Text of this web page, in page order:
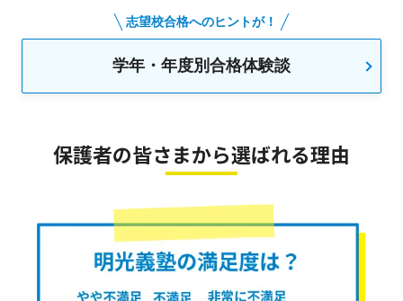
志望校合格へのヒントが！
学年・年度別合格体験談
保護者の皆さまから選ばれる理由